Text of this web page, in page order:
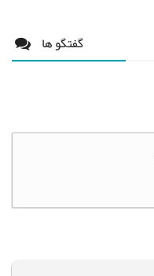
گفتگو ها